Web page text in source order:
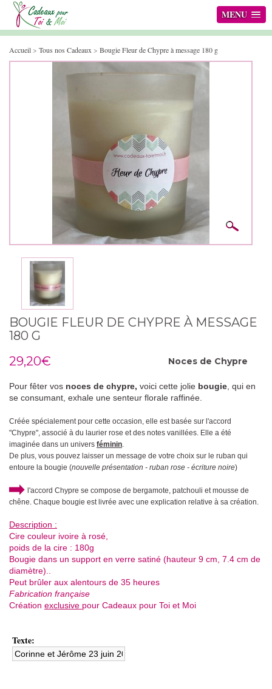
MENU
Accueil> Tous nos Cadeaux> Bougie Fleur de Chypre à message 180 g
BOUGIE FLEUR DE CHYPRE À MESSAGE
180 G
29,20€
Noces de Chypre
Pour fêter vos noces de chypre, voici cette jolie bougie, qui en
se consumant, exhale une senteur florale raffinée.
Créée spécialement pour cette occasion, elle est basée sur l'accord
"Chypre", associé à du laurier rose et des notes vanillées. Elle a été
imaginée dans un univers féminin.
De plus, vous pouvez laisser un message de votre choix sur le ruban qui
entoure la bougie (nouvelle présentation - ruban rose - écriture noire)
l'accord Chypre se compose de bergamote, patchouli et mousse de
chêne. Chaque bougie est livrée avec une explication relative à sa création.
Description :
Cire couleur ivoire à rosé,
poids de la cire : 180g
Bougie dans un support en verre satiné (hauteur 9 cm, 7.4 cm de
diamètre)..
Peut brûler aux alentours de 35 heures
Fabrication française
Création exclusive pour Cadeaux pour Toi et Moi
Texte: